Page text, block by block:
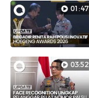
01:47
03:52